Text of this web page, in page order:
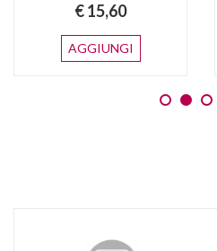
€ 15,60
AGGIUNGI